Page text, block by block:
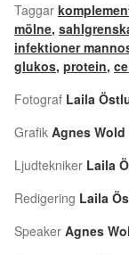
Taggar
mölne,
infektioner
glukos, protein,
Fotograf Laila
Grafik Agnes
Ljudtekniker Laila
Redigering Laila
Speaker Agnes